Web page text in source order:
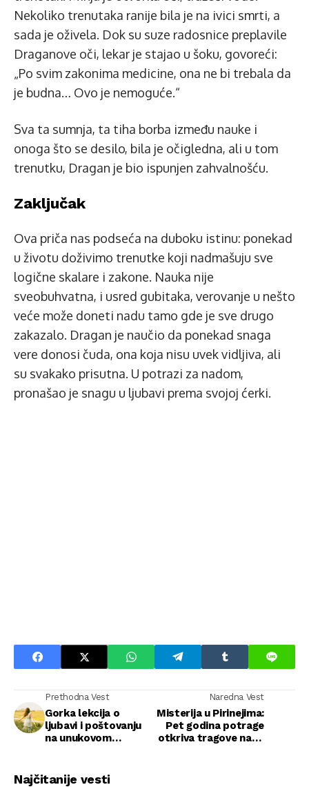
Nekoliko trenutaka ranije bila je na ivici smrti, a
sada je oživela. Dok su suze radosnice preplavile
Draganove oči, lekar je stajao u šoku, govoreći:
„Po svim zakonima medicine, ona ne bi trebala da
je budna… Ovo je nemoguće.“
Sva ta sumnja, ta tiha borba između nauke i
onoga što se desilo, bila je očigledna, ali u tom
trenutku, Dragan je bio ispunjen zahvalnošću.
Zaključak
Ova priča nas podseća na duboku istinu: ponekad
u životu doživimo trenutke koji nadmašuju sve
logične skalare i zakone. Nauka nije
sveobuhvatna, i usred gubitaka, verovanje u nešto
veće može doneti nadu tamo gde je sve drugo
zakazalo. Dragan je naučio da ponekad snaga
vere donosi čuda, ona koja nisu uvek vidljiva, ali
su svakako prisutna. U potrazi za nadom,
pronašao je snagu u ljubavi prema svojoj ćerki.
Prethodna Vest
Gorka lekcija o
ljubavi i poštovanju
na unukovom
Naredna Vest
Misterija u Pirinejima:
Pet godina potrage
otkriva tragove nade
Najčitanije vesti